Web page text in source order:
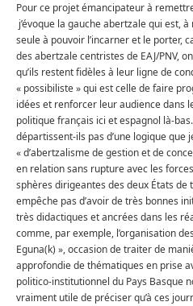
Pour ce projet émancipateur à
j’évoque la gauche abertzale qui est, à
seule à pouvoir l’incarner et le porter,
des abertzale centristes de EAJ/PNV,
qu’ils restent fidèles à leur ligne de
« possibiliste » qui est celle de faire
idées et renforcer leur audience dans
politique français ici et espagnol là-
départissent-ils pas d’une logique que
« d’abertzalisme de gestion et de
en relation sans rupture avec les
sphères dirigeantes des deux États de
empêche pas d’avoir de très bonnes
très didactiques et ancrées dans les
comme, par exemple, l’organisation
Eguna(k) », occasion de traiter de
approfondie de thématiques en prise
politico-institutionnel du Pays Basque
vraiment utile de préciser qu’à ces